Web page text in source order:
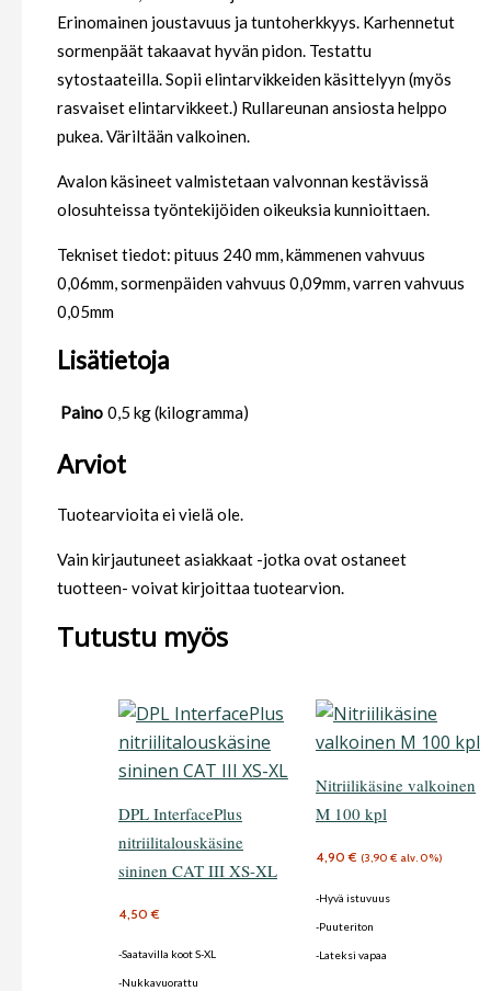
Erinomainen joustavuus ja tuntoherkkyys. Karhennetut
sormenpäät takaavat hyvän pidon. Testattu
sytostaateilla. Sopii elintarvikkeiden käsittelyyn (myös
rasvaiset elintarvikkeet.) Rullareunan ansiosta helppo
pukea. Väriltään valkoinen.
Avalon käsineet valmistetaan valvonnan kestävissä
olosuhteissa työntekijöiden oikeuksia kunnioittaen.
Tekniset tiedot: pituus 240 mm, kämmenen vahvuus
0,06mm, sormenpäiden vahvuus 0,09mm, varren vahvuus
0,05mm
Lisätietoja
Paino 0,5 kg (kilogramma)
Arviot
Tuotearvioita ei vielä ole.
Vain kirjautuneet asiakkaat -jotka ovat ostaneet
tuotteen- voivat kirjoittaa tuotearvion.
Tutustu myös
DPL InterfacePlus
nitriilitalouskäsine
sininen CAT III XS-XL
4,50€
-Saatavilla koot S-XL
-Nukkavuorattu
Nitriilikäsine valkoinen
M 100 kpl
4,90€ (3,90 € alv. 0%)
-Hyvä istuvuus
-Puuteriton
-Lateksi vapaa